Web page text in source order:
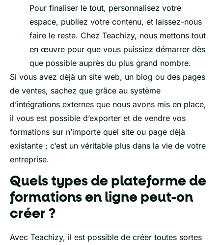
Pour finaliser le tout, personnalisez votre
espace, publiez votre contenu, et laissez-nous
faire le reste. Chez Teachizy, nous mettons tout
en œuvre pour que vous puissiez démarrer dès
que possible auprès du plus grand nombre.
Si vous avez déjà un site web, un blog ou des pages
de ventes, sachez que grâce au système
d’intégrations externes que nous avons mis en place,
il vous est possible d’exporter et de vendre vos
formations sur n’importe quel site ou page déjà
existante ; c’est un véritable plus dans la vie de votre
entreprise.
Quels types de plateforme de
formations en ligne peut-on
créer ?
Avec Teachizy, il est possible de créer toutes sortes